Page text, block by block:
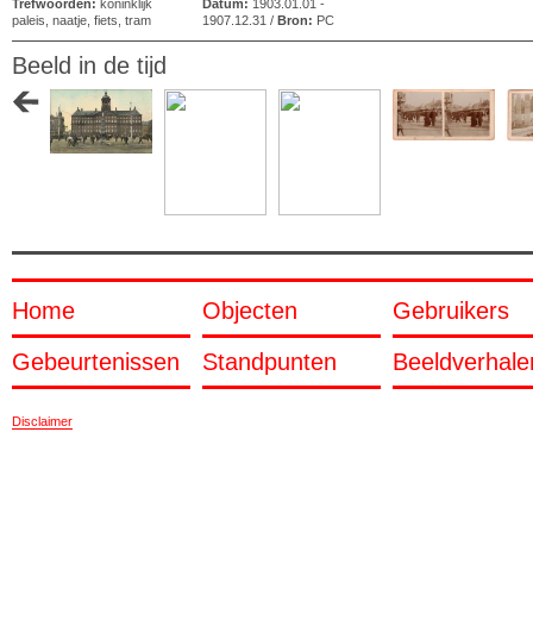
Trefwoorden: koninklijk
paleis naatje fiets tram
Datum: 1903.01.01 -
1907.12.31 / Bron: PC
Beeld in de tijd
Home Objecten
Gebruikers
Gebeurtenissen
Standpunten
Disclaimer